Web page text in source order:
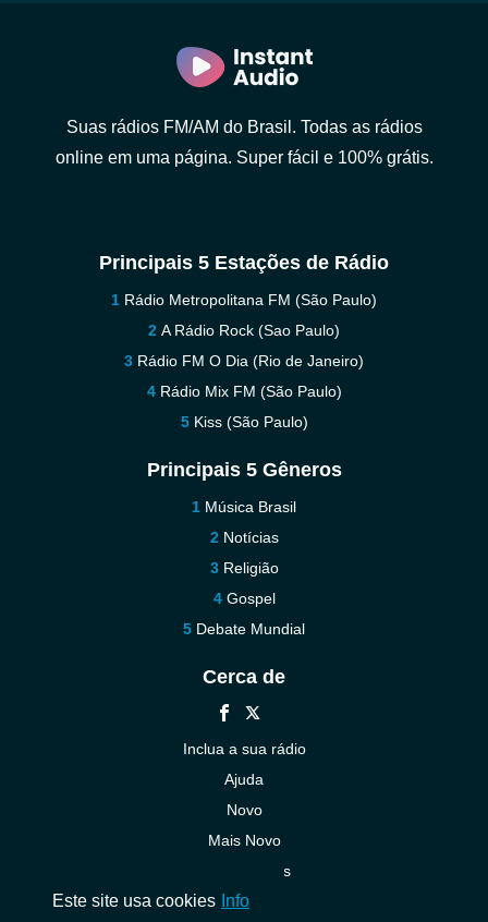
Suas rádios FM/AM do Brasil. Todas as rádios
online em uma página. Super fácil e 100% grátis.
Principais 5 Estações de Rádio
Rádio Metropolitana FM (São Paulo)
A Rádio Rock (Sao Paulo)
Rádio FM O Dia (Rio de Janeiro)
Rádio Mix FM (São Paulo)
Kiss (São Paulo)
Principais 5 Gêneros
Música Brasil
Notícias
Religião
Gospel
Debate Mundial
Cerca de
Inclua a sua rádio
Ajuda
Novo
Mais Novo
Contacte-nos
Este site usa cookies Info